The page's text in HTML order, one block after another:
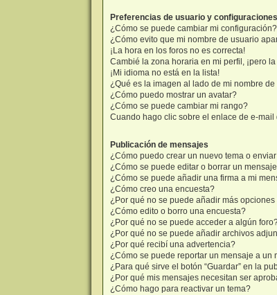
Preferencias de usuario y configuraciones
¿Cómo se puede cambiar mi configuración?
¿Cómo evito que mi nombre de usuario
¡La hora en los foros no es correcta!
Cambié la zona horaria en mi perfil, ¡pero
¡Mi idioma no está en la lista!
¿Qué es la imagen al lado de mi nombre
¿Cómo puedo mostrar un avatar?
¿Cómo se puede cambiar mi rango?
Cuando hago clic sobre el enlace de e-
Publicación de mensajes
¿Cómo puedo crear un nuevo tema o
¿Cómo se puede editar o borrar un
¿Cómo se puede añadir una firma a mi
¿Cómo creo una encuesta?
¿Por qué no se puede añadir más
¿Cómo edito o borro una encuesta?
¿Por qué no se puede acceder a algún
¿Por qué no se puede añadir archivos
¿Por qué recibí una advertencia?
¿Cómo se puede reportar un mensaje a un
¿Para qué sirve el botón “Guardar” en la
¿Por qué mis mensajes necesitan ser
¿Cómo hago para reactivar un tema?